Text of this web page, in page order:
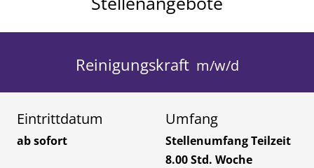
Reinigungskraft
Eintrittdatum
ab sofort
Umfang
Stellenumfang Teilzeit
8.00 Std. Woche